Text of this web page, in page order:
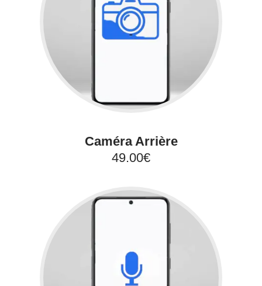
Caméra Arrière
49.00€